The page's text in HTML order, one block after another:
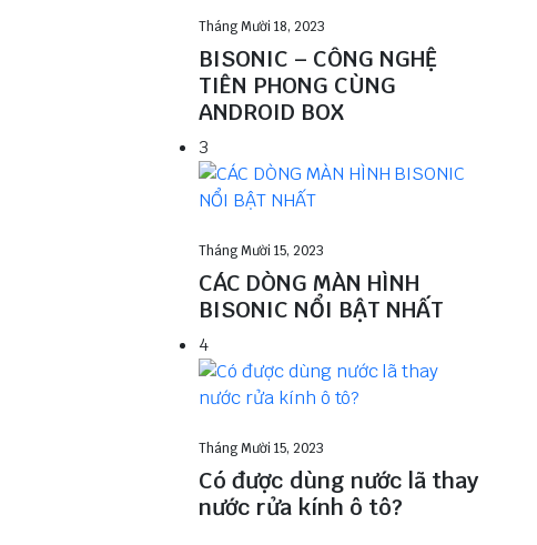
Tháng Mười 18, 2023
BISONIC – CÔNG NGHỆ
TIÊN PHONG CÙNG
ANDROID BOX
3
Tháng Mười 15, 2023
CÁC DÒNG MÀN HÌNH
BISONIC NỔI BẬT NHẤT
4
Tháng Mười 15, 2023
Có được dùng nước lã thay
nước rửa kính ô tô?